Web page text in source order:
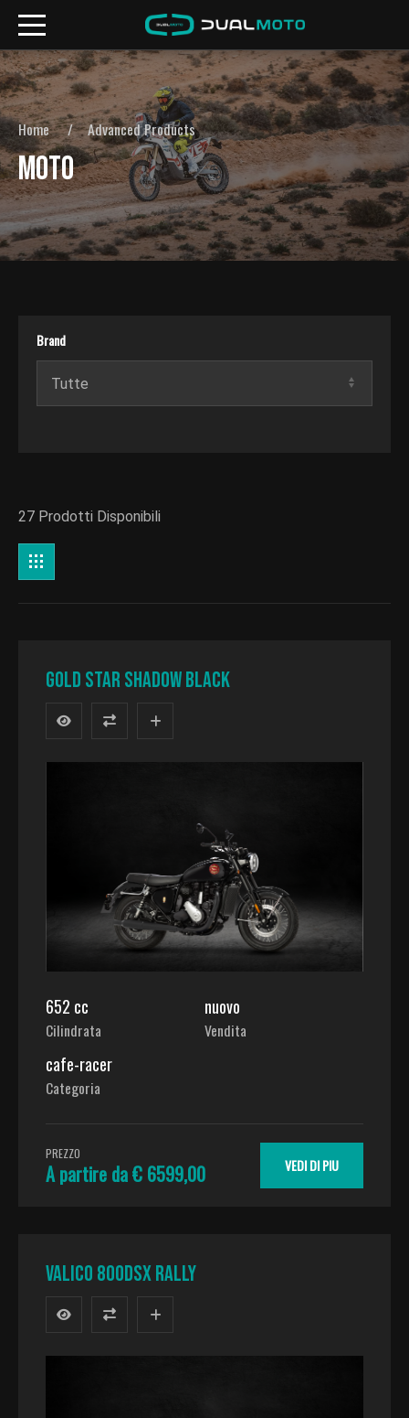
Home Advanced Products
MOTO
Brand
27 Prodotti Disponibili
GOLD STAR Shadow black
652 cc
Cilindrata
nuovo
Vendita
cafe-racer
Categoria
PREZZO
A partire da € 6599,00 VEDI DI PIU
VALICO 800DSX RALLY